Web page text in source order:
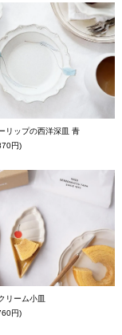
ップの西洋深皿 青
円)
ーム小皿
円)